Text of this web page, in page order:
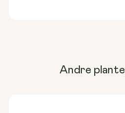
Andre